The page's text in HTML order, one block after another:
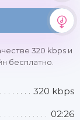
320 kbps и
бесплатно.
320 kbps
02:26